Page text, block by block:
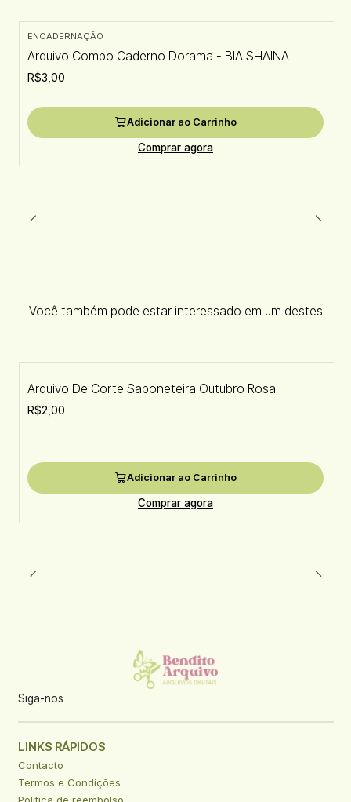
ENCADERNAÇÃO
Arquivo Combo Caderno Dorama - BIA SHAINA
R$3,00
Adicionar ao Carrinho
Comprar agora
Você também pode estar interessado em um destes
Arquivo De Corte Saboneteira Outubro Rosa
R$2,00
Adicionar ao Carrinho
Comprar agora
Siga-nos
LINKS RÁPIDOS
Contacto
Termos e Condições